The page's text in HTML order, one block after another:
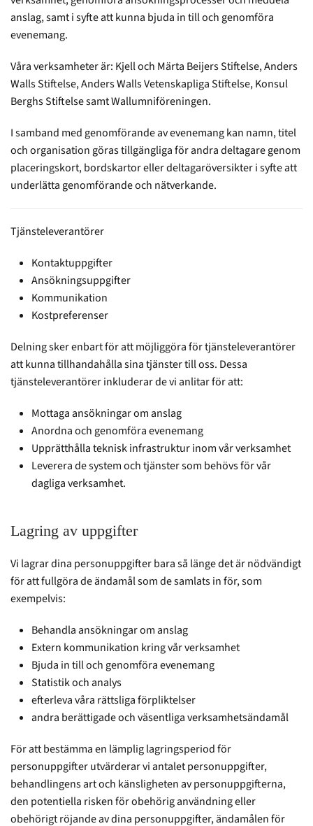
anslag, samt i syfte att kunna bjuda in till och genomföra
evenemang.
Våra verksamheter är: Kjell och Märta Beijers Stiftelse, Anders
Walls Stiftelse, Anders Walls Vetenskapliga Stiftelse, Konsul
Berghs Stiftelse samt Wallumniföreningen.
I samband med genomförande av evenemang kan namn, titel
och organisation göras tillgängliga för andra deltagare genom
placeringskort, bordskartor eller deltagaröversikter i syfte att
underlätta genomförande och nätverkande.
Tjänsteleverantörer
Kontaktuppgifter
Ansökningsuppgifter
Kommunikation
Kostpreferenser
Delning sker enbart för att möjliggöra för tjänsteleverantörer
att kunna tillhandahålla sina tjänster till oss. Dessa
tjänsteleverantörer inkluderar de vi anlitar för att:
Mottaga ansökningar om anslag
Anordna och genomföra evenemang
Upprätthålla teknisk infrastruktur inom vår verksamhet
Leverera de system och tjänster som behövs för vår
dagliga verksamhet.
Lagring av uppgifter
Vi lagrar dina personuppgifter bara så länge det är nödvändigt
för att fullgöra de ändamål som de samlats in för, som
exempelvis:
Behandla ansökningar om anslag
Extern kommunikation kring vår verksamhet
Bjuda in till och genomföra evenemang
Statistik och analys
efterleva våra rättsliga förpliktelser
andra berättigade och väsentliga verksamhetsändamål
För att bestämma en lämplig lagringsperiod för
personuppgifter utvärderar vi antalet personuppgifter,
behandlingens art och känsligheten av personuppgifterna,
den potentiella risken för obehörig användning eller
obehörigt röjande av dina personuppgifter, ändamålen för